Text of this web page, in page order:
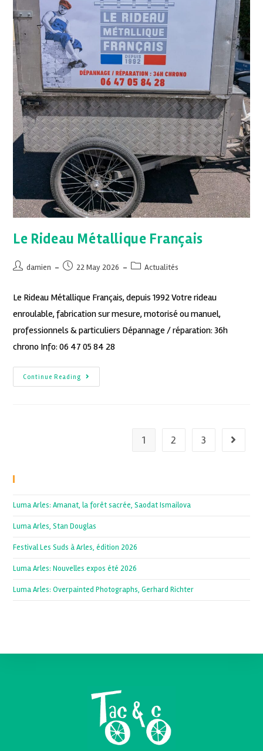
Le Rideau Métallique Français
damien 22 May 2026 Actualités
Le Rideau Métallique Français, depuis 1992 Votre rideau
enroulable, fabrication sur mesure, motorisé ou manuel,
professionnels & particuliers Dépannage / réparation: 36h
chrono Info: 06 47 05 84 28
Continue Reading
1 2 3
Luma Arles: Amanat, la forêt sacrée, Saodat Ismailova
Luma Arles, Stan Douglas
Festival Les Suds à Arles, édition 2026
Luma Arles: Nouvelles expos été 2026
Luma Arles: Overpainted Photographs, Gerhard Richter